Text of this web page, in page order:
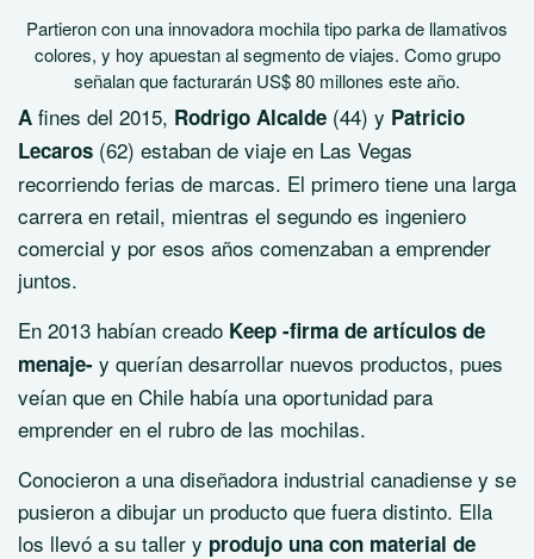
Partieron con una innovadora mochila tipo parka de llamativos
colores, y hoy apuestan al segmento de viajes. Como grupo
señalan que facturarán US$ 80 millones este año.
A fines del 2015, Rodrigo Alcalde (44) y Patricio
Lecaros (62) estaban de viaje en Las Vegas
recorriendo ferias de marcas. El primero tiene una larga
carrera en retail, mientras el segundo es ingeniero
comercial y por esos años comenzaban a emprender
juntos.
En 2013 habían creado Keep -firma de artículos de
menaje- y querían desarrollar nuevos productos, pues
veían que en Chile había una oportunidad para
emprender en el rubro de las mochilas.
Conocieron a una diseñadora industrial canadiense y se
pusieron a dibujar un producto que fuera distinto. Ella
los llevó a su taller y produjo una con material de